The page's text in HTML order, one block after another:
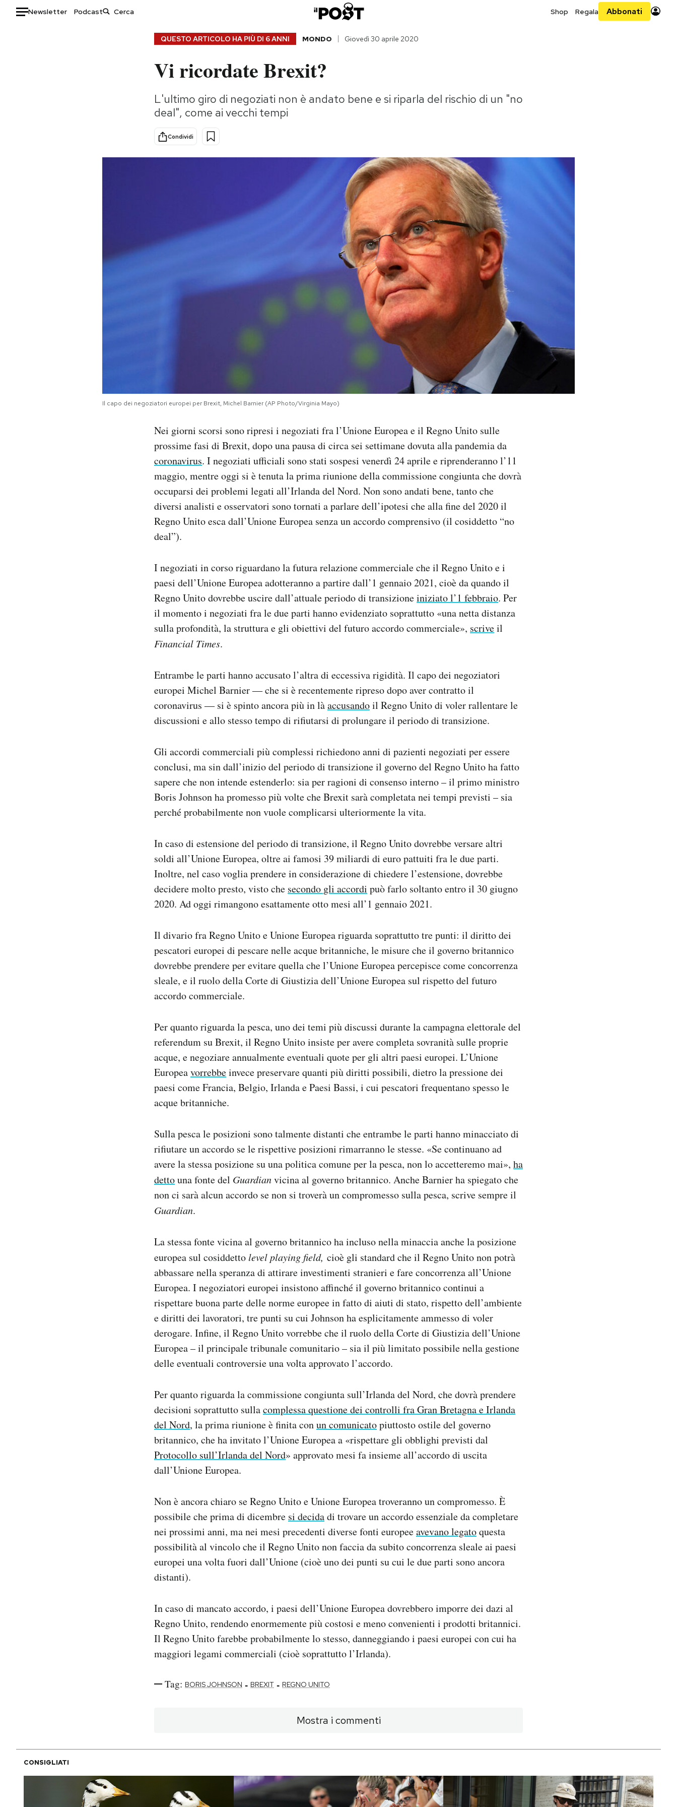
Newsletter Podcast Shop Regala Abbonati
Consumismi
Storie/Idee
Ok Boomer!
Media
QUESTO ARTICOLO HA PIÙ DI 6 ANNI MONDO Giovedì 30 aprile 2020
Vi ricordate Brexit?
L'ultimo giro di negoziati non è andato bene e si riparla del rischio di un "no
deal", come ai vecchi tempi
Condividi
Il capo dei negoziatori europei per Brexit, Michel Barnier (AP Photo/Virginia Mayo)
Nei giorni scorsi sono ripresi i negoziati fra l’Unione Europea e il Regno Unito sulle
prossime fasi di Brexit, dopo una pausa di circa sei settimane dovuta alla pandemia da
coronavirus. I negoziati ufficiali sono stati sospesi venerdì 24 aprile e riprenderanno l’11
maggio, mentre oggi si è tenuta la prima riunione della commissione congiunta che dovrà
occuparsi dei problemi legati all’Irlanda del Nord. Non sono andati bene, tanto che
diversi analisti e osservatori sono tornati a parlare dell’ipotesi che alla fine del 2020 il
Regno Unito esca dall’Unione Europea senza un accordo comprensivo (il cosiddetto “no
deal”).
I negoziati in corso riguardano la futura relazione commerciale che il Regno Unito e i
paesi dell’Unione Europea adotteranno a partire dall’1 gennaio 2021, cioè da quando il
Regno Unito dovrebbe uscire dall’attuale periodo di transizioneiniziato l’1 febbraio. Per
il momento i negoziati fra le due parti hanno evidenziato soprattutto «una netta distanza
sulla profondità, la struttura e gli obiettivi del futuro accordo commerciale», scriveil
Financial Times.
Entrambe le parti hanno accusato l’altra di eccessiva rigidità. Il capo dei negoziatori
europei Michel Barnier ― che si è recentemente ripreso dopo aver contratto il
coronavirus ― si è spinto ancora più in làaccusandoil Regno Unito di voler rallentare le
discussioni e allo stesso tempo di rifiutarsi di prolungare il periodo di transizione.
Gli accordi commerciali più complessi richiedono anni di pazienti negoziati per essere
conclusi, ma sin dall’inizio del periodo di transizione il governo del Regno Unito ha fatto
sapere che non intende estenderlo: sia per ragioni di consenso interno – il primo ministro
Boris Johnson ha promesso più volte che Brexit sarà completata nei tempi previsti – sia
perché probabilmente non vuole complicarsi ulteriormente la vita.
In caso di estensione del periodo di transizione, il Regno Unito dovrebbe versare altri
soldi all’Unione Europea, oltre ai famosi 39 miliardi di euro pattuiti fra le due parti.
Inoltre, nel caso voglia prendere in considerazione di chiedere l’estensione, dovrebbe
decidere molto presto, visto che secondo gli accordi può farlo soltanto entro il 30 giugno
2020. Ad oggi rimangono esattamente otto mesi all’1 gennaio 2021.
Il divario fra Regno Unito e Unione Europea riguarda soprattutto tre punti: il diritto dei
pescatori europei di pescare nelle acque britanniche, le misure che il governo britannico
dovrebbe prendere per evitare quella che l’Unione Europea percepisce come concorrenza
sleale, e il ruolo della Corte di Giustizia dell’Unione Europea sul rispetto del futuro
accordo commerciale.
Per quanto riguarda la pesca, uno dei temi più discussi durante la campagna elettorale del
referendum su Brexit, il Regno Unito insiste per avere completa sovranità sulle proprie
acque, e negoziare annualmente eventuali quote per gli altri paesi europei. L’Unione
Europeavorrebbeinvece preservare quanti più diritti possibili, dietro la pressione dei
paesi come Francia, Belgio, Irlanda e Paesi Bassi, i cui pescatori frequentano spesso le
acque britanniche.
Sulla pesca le posizioni sono talmente distanti che entrambe le parti hanno minacciato di
rifiutare un accordo se le rispettive posizioni rimarranno le stesse. «Se continuano ad
avere la stessa posizione su una politica comune per la pesca, non lo accetteremo mai», ha
dettouna fonte del Guardianvicina al governo britannico. Anche Barnier ha spiegato che
non ci sarà alcun accordo se non si troverà un compromesso sulla pesca, scrive sempre il
Guardian.
La stessa fonte vicina al governo britannico ha incluso nella minaccia anche la posizione
europea sul cosiddettolevel playing field, cioè gli standard che il Regno Unito non potrà
abbassare nella speranza di attirare investimenti stranieri e fare concorrenza all’Unione
Europea. I negoziatori europei insistono affinché il governo britannico continui a
rispettare buona parte delle norme europee in fatto di aiuti di stato, rispetto dell’ambiente
e diritti dei lavoratori, tre punti su cui Johnson ha esplicitamente ammesso di voler
derogare. Infine, il Regno Unito vorrebbe che il ruolo della Corte di Giustizia dell’Unione
Europea – il principale tribunale comunitario – sia il più limitato possibile nella gestione
delle eventuali controversie una volta approvato l’accordo.
Per quanto riguarda la commissione congiunta sull’Irlanda del Nord, che dovrà prendere
decisioni soprattutto sullacomplessa questione dei controlli fra Gran Bretagna e Irlanda
del Nord, la prima riunione è finita conun comunicatopiuttosto ostile del governo
britannico, che ha invitato l’Unione Europea a «rispettare gli obblighi previsti dal
Protocollo sull’Irlanda del Nord» approvato mesi fa insieme all’accordo di uscita
dall’Unione Europea.
Non è ancora chiaro se Regno Unito e Unione Europea troveranno un compromesso. È
possibile che prima di dicembre si decidadi trovare un accordo essenziale da completare
nei prossimi anni, ma nei mesi precedenti diverse fonti europeeavevano legatoquesta
possibilità al vincolo che il Regno Unito non faccia da subito concorrenza sleale ai paesi
europei una volta fuori dall’Unione (cioè uno dei punti su cui le due parti sono ancora
distanti).
In caso di mancato accordo, i paesi dell’Unione Europea dovrebbero imporre dei dazi al
Regno Unito, rendendo enormemente più costosi e meno convenienti i prodotti britannici.
Il Regno Unito farebbe probabilmente lo stesso, danneggiando i paesi europei con cui ha
maggiori legami commerciali (cioè soprattutto l’Irlanda).
Tag: BORIS JOHNSON - BREXIT - REGNO UNITO
Mostra i commenti
CONSIGLIATI